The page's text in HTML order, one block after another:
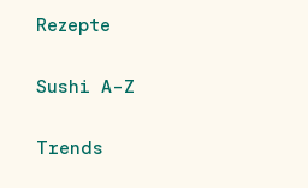
Rezepte
Sushi A-Z
Trends